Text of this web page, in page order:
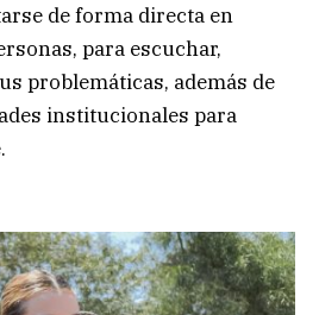
de forma directa en
para escuchar,
problemáticas, además de
institucionales para